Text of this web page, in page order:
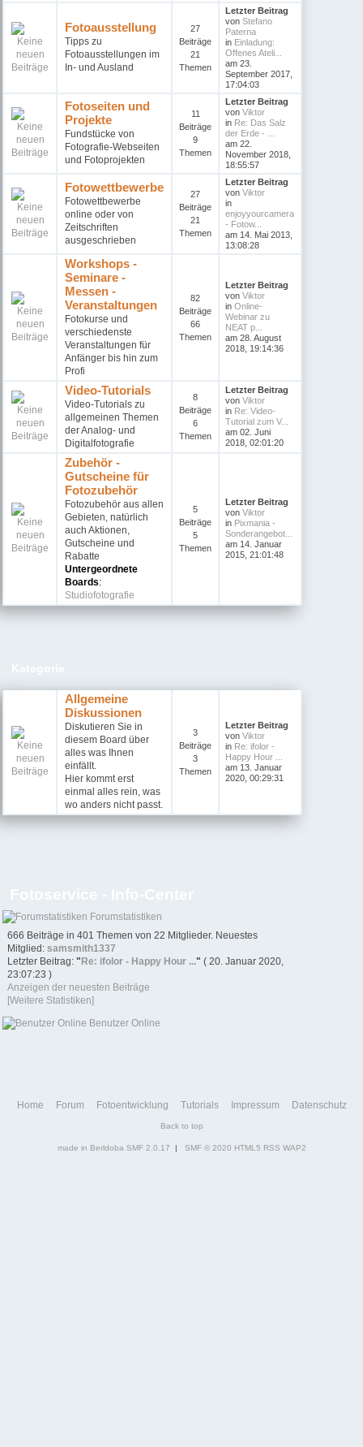
Fotoausstellung
Tipps zu
Fotoausstellungen im
In- und Ausland
27
Beiträge
21
Themen
Letzter Beitrag
vonStefano
Paterna
in Einladung:
Offenes Ateli...
am 23.
September 2017,
17:04:03
Fotoseiten und
Projekte
Fundstücke von
Fotografie-Webseiten
und Fotoprojekten
11
Beiträge
9
Themen
Letzter Beitrag
vonViktor
in Re: Das Salz
der Erde - ...
am 22.
November 2018,
18:55:57
Fotowettbewerbe
Fotowettbewerbe
online oder von
Zeitschriften
ausgeschrieben
27
Beiträge
21
Themen
Letzter Beitrag
vonViktor
in
enjoyyourcamera
- Fotow...
am 14. Mai 2013,
13:08:28
Workshops -
Seminare -
Messen -
Veranstaltungen
Fotokurse und
verschiedenste
Veranstaltungen für
Anfänger bis hin zum
Profi
82
Beiträge
66
Themen
Letzter Beitrag
vonViktor
inOnline-
Webinar zu
NEAT p...
am 28. August
2018, 19:14:36
Video-Tutorials
Video-Tutorials zu
allgemeinen Themen
der Analog- und
Digitalfotografie
8
Beiträge
6
Themen
Letzter Beitrag
vonViktor
in Re: Video-
Tutorial zum V...
am 02. Juni
2018, 02:01:20
Zubehör -
Gutscheine für
Fotozubehör
Fotozubehör aus allen
Gebieten, natürlich
auch Aktionen,
Gutscheine und
Rabatte
Untergeordnete
Boards:
Studiofotografie
5
Beiträge
5
Themen
Letzter Beitrag
vonViktor
in Pixmania -
Sonderangebot...
am 14. Januar
2015, 21:01:48
Allgemeine
Diskussionen
Diskutieren Sie in
diesem Board über
alles was Ihnen
einfällt.
Hier kommt erst
einmal alles rein, was
wo anders nicht passt.
3
Beiträge
3
Themen
Letzter Beitrag
vonViktor
in Re: ifolor -
Happy Hour ...
am 13. Januar
2020, 00:29:31
Forumstatistiken
666 Beiträge in 401 Themen von 22 Mitglieder. Neuestes
Mitglied:samsmith1337
Letzter Beitrag:"Re: ifolor - Happy Hour ..." ( 20. Januar 2020,
23:07:23 )
Anzeigen der neuesten Beiträge
[Weitere Statistiken]
Benutzer Online
Home Forum Fotoentwicklung Tutorials Impressum Datenschutz
Back to top
made in Berldoba SMF 2.0.17 | SMF © 2020 HTML5 RSS WAP2